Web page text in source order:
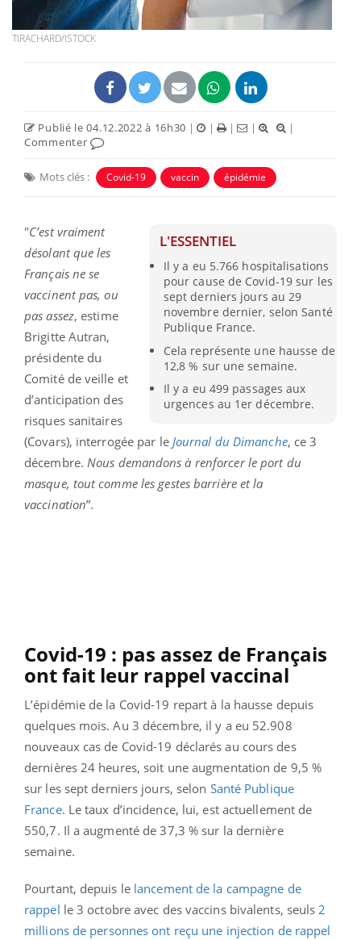
TIRACHARD/ISTOCK
Publié le 04.12.2022 à 16h30 | | | |
|
Commenter
Mots clés : Covid-19 vaccin épidémie
L'ESSENTIEL
Il y a eu 5.766 hospitalisations
pour cause de Covid-19 sur les
sept derniers jours au 29
novembre dernier, selon Santé
Publique France.
Cela représente une hausse de
12,8 % sur une semaine.
Il y a eu 499 passages aux
urgences au 1er décembre.
"C’est vraiment
désolant que les
Français ne se
vaccinent pas, ou
pas assez, estime
Brigitte Autran,
présidente du
Comité de veille et
d’anticipation des
risques sanitaires
(Covars), interrogée par le Journal du Dimanche, ce 3
décembre. Nous demandons à renforcer le port du
masque, tout comme les gestes barrière et la
vaccination”.
Covid-19 : pas assez de Français
ont fait leur rappel vaccinal
L’épidémie de la Covid-19 repart à la hausse depuis
quelques mois. Au 3 décembre, il y a eu 52.908
nouveaux cas de Covid-19 déclarés au cours des
dernières 24 heures, soit une augmentation de 9,5 %
sur les sept derniers jours, selon Santé Publique
France. Le taux d’incidence, lui, est actuellement de
550,7. Il a augmenté de 37,3 % sur la dernière
semaine.
Pourtant, depuis le lancement de la campagne de
rappel le 3 octobreavec des vaccins bivalents, seuls2
millions de personnes ont reçu une injection de rappel